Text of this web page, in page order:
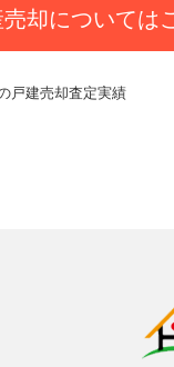
却については
戸建売却査定実績